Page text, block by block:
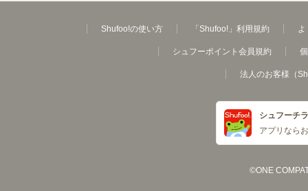
Shufoo!の使い方 「Shufoo!」利用規約 よ
シュフーポイント会員規約
法人のお客様（
シュフーチ
アプリなら
©ONE